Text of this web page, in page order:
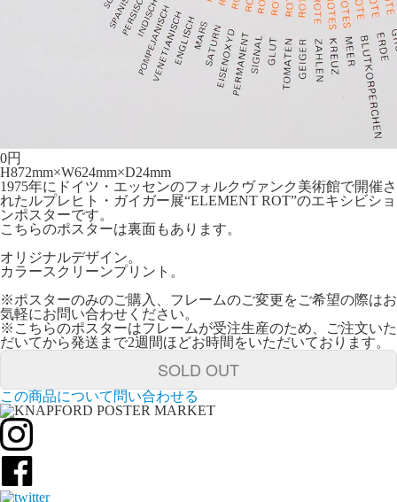
0円
H872mm×W624mm×D24mm
1975年にドイツ・エッセンのフォルクヴァンク美術館で開催さ
れたルプレヒト・ガイガー展“ELEMENT ROT”のエキシビショ
ンポスターです。
こちらのポスターは裏面もあります。
オリジナルデザイン。
カラースクリーンプリント。
※ポスターのみのご購入、フレームのご変更をご希望の際はお
気軽にお問い合わせください。
※こちらのポスターはフレームが受注生産のため、ご注文いた
だいてから発送まで2週間ほどお時間をいただいております。
SOLD OUT
この商品について問い合わせる